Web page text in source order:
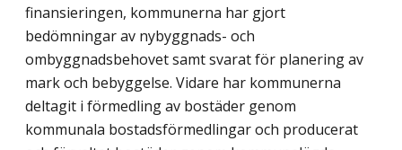
finansieringen, kommunerna har gjort
bedömningar av nybyggnads- och
ombyggnadsbehovet samt svarat för planering av
mark och bebyggelse. Vidare har kommunerna
deltagit i förmedling av bostäder genom
kommunala bostadsförmedlingar och producerat